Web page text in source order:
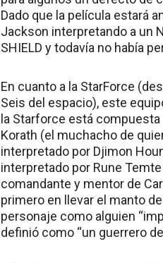
Dado que la película estará
Jackson interpretando a un
SHIELD y todavía no había
En cuanto a la StarForce
Seis del espacio), este
la Starforce está
Korath (el muchacho de
interpretado por Djimon
interpretado por Rune
comandante y mentor de
primero en llevar el manto
personaje como alguien
definió como “un guerrero